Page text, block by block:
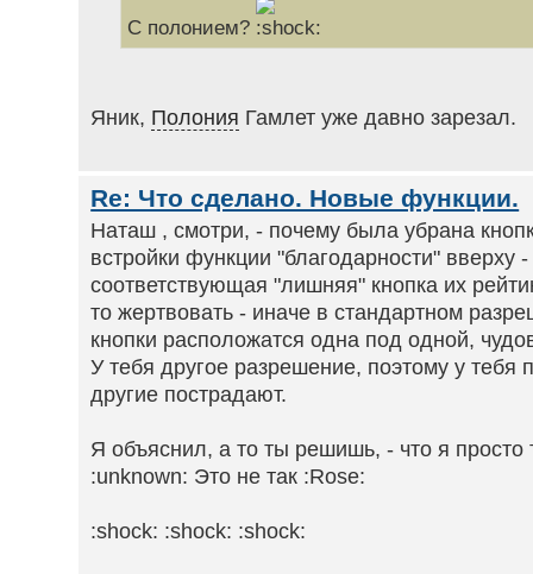
С полонием?
Яник, Полония Гамлет уже давно зарезал.
Re: Что сделано. Новые функции.
Наташ , смотри, - почему была убрана
встройки функции "благодарности" вверху
соответствующая "лишняя" кнопка их
то жертвовать - иначе в стандартном
кнопки расположатся одна под одной,
У тебя другое разрешение, поэтому у тебя
другие пострадают.
Я объяснил, а то ты решишь, - что я просто
:unknown: Это не так :Rose:
:shock: :shock: :shock: